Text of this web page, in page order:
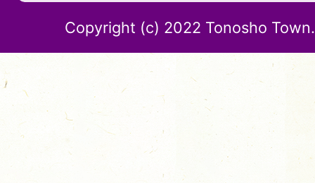
Copyright (c) 2022 Tonosho